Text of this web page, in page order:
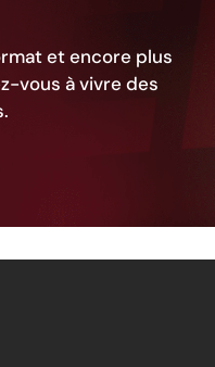
et encore plus
vous à vivre des